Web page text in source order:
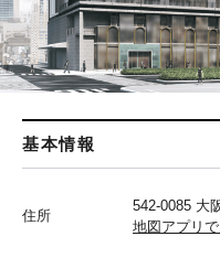
基本情報
住所
542-0085 大
地図アプリ